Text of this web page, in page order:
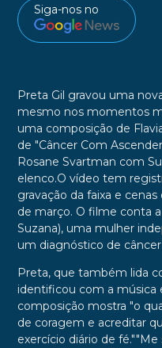
Siga-nos no
Preta Gil gravou uma
mesmo nos momentos
uma composição de
de "Câncer Com
Rosane Svartman com
elenco.O vídeo tem
gravação da faixa e
de março. O filme conta
Suzana), uma mulher
um diagnóstico de
Preta, que também lida
identificou com a música
composição mostra "o
de coragem e acreditar
exercício diário de